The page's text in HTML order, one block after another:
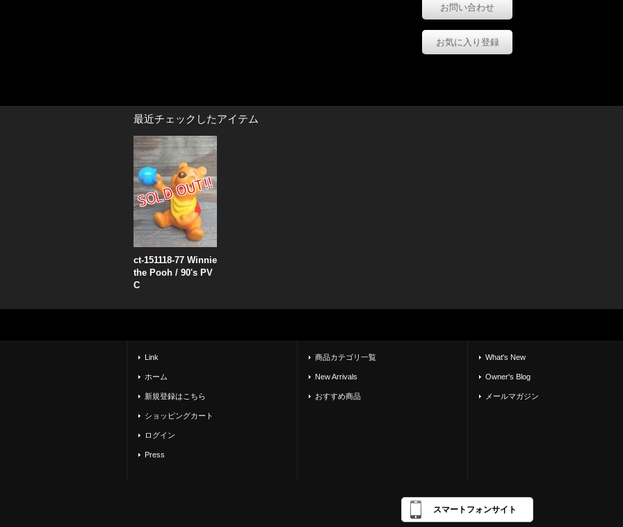
お問い合わせ
お気に入り登録
最近チェックしたアイテム
ct-151118-77 Winnie
the Pooh / 90's PV
C
Link
ホーム
新規登録はこちら
ショッピングカート
ログイン
Press
商品カテゴリ一覧
New Arrivals
おすすめ商品
What's New
Owner's Blog
メールマガジン
スマートフォンサイト